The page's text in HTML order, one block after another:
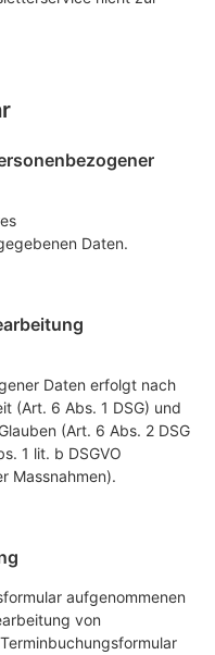
Daten.
Daten erfolgt nach
(Art. 6 Abs. 1 DSG) und
(Art. 6 Abs. 2 DSG
1 lit. b DSGVO
Massnahmen).
aufgenommenen
von